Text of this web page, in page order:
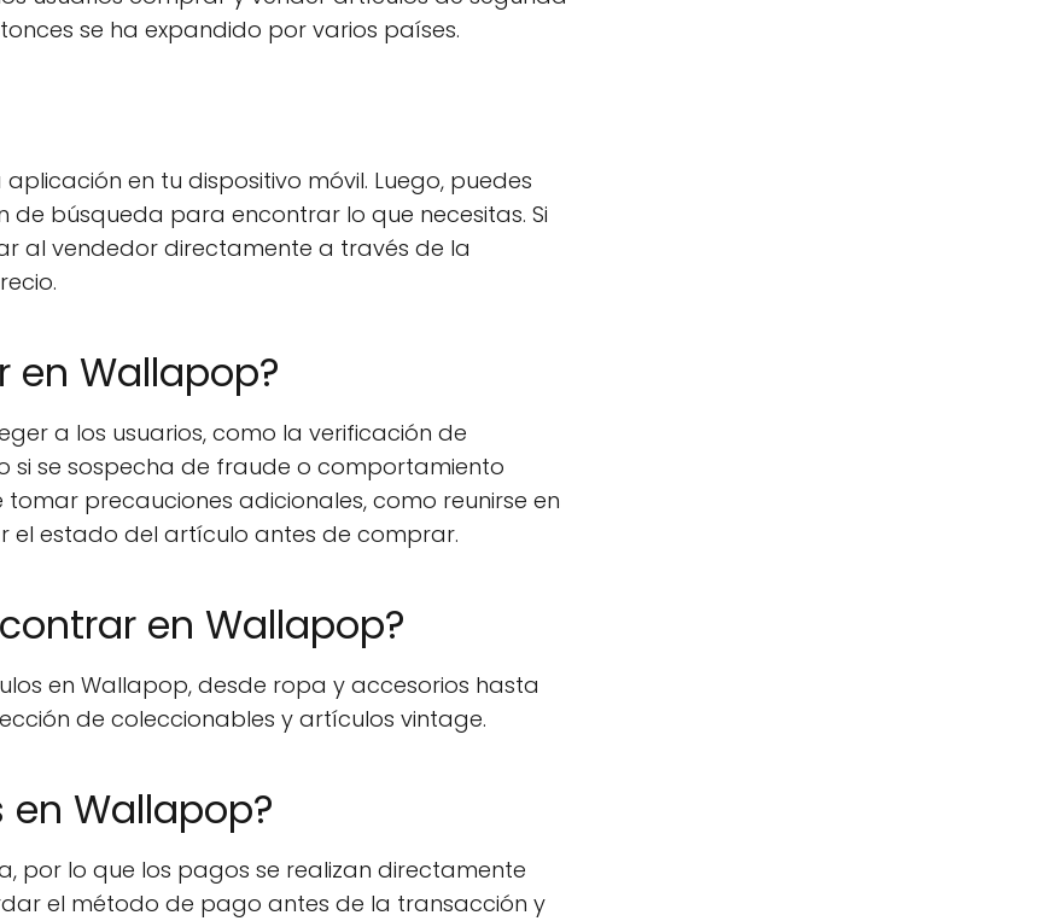
se ha expandido por varios países.
en tu dispositivo móvil. Luego, puedes
búsqueda para encontrar lo que necesitas. Si
al vendedor directamente a través de la
en Wallapop?
a los usuarios, como la verificación de
se sospecha de fraude o comportamiento
precauciones adicionales, como reunirse en
el estado del artículo antes de comprar.
en Wallapop?
en Wallapop, desde ropa y accesorios hasta
de coleccionables y artículos vintage.
Wallapop?
por lo que los pagos se realizan directamente
el método de pago antes de la transacción y